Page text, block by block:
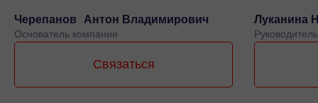
Черепанов Антон Владимирович
Основатель компании
Связаться
Луканина